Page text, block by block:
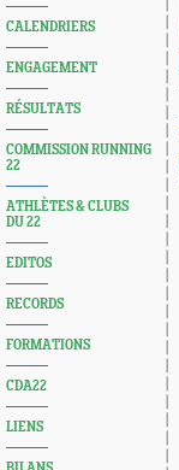
CALENDRIERS
ENGAGEMENT
RÉSULTATS
COMMISSION RUNNING
22
ATHLÈTES & CLUBS
DU 22
EDITOS
RECORDS
FORMATIONS
CDA22
LIENS